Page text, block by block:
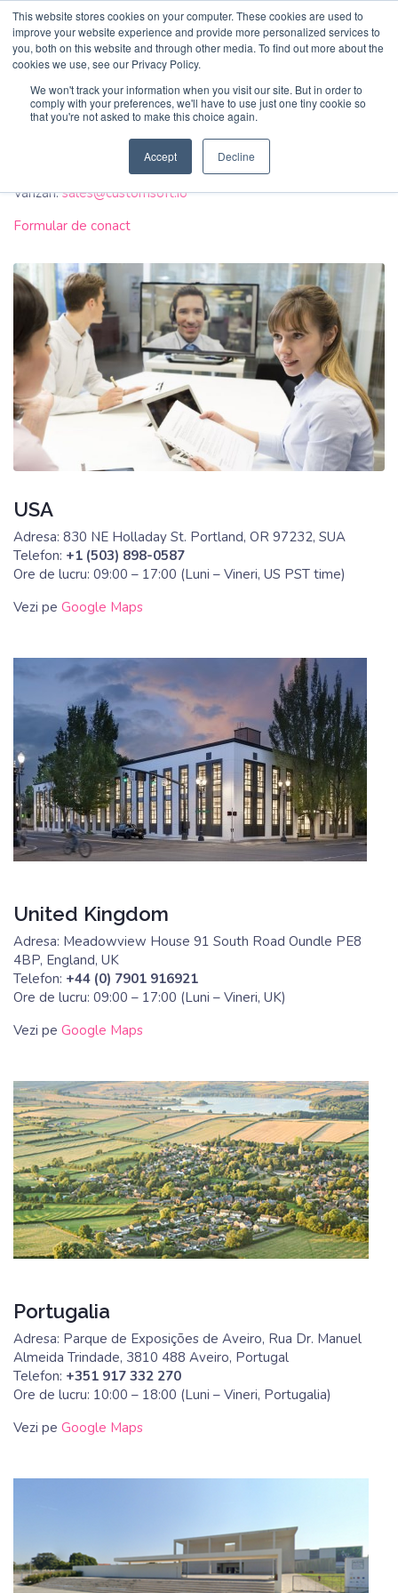
This website stores cookies on your computer. These cookies are used to
improve your website experience and provide more personalized services to
you, both on this website and through other media. To find out more about the
cookies we use, see our Privacy Policy.
We won't track your information when you visit our site. But in order to
comply with your preferences, we'll have to use just one tiny cookie so
that you're not asked to make this choice again.
Accept Decline
Cauta
CustomSoft .io .ro
Navigatie principala
Produse
Servicii
Studii de caz
Companie
Forma rapida de contact
Contact rapid
Biroul central
Informatii:
office@customsoft.io
Vanzari:
sales@customsoft.io
www.customsoft.io
Acasa /Companie/Contact
office@customsoft.io
Vanzari:sales@customsoft.io
Formular de conact
USA
Adresa: 830 NE Holladay St. Portland, OR 97232, SUA
Telefon: +1 (503) 898-0587‬
Ore de lucru: 09:00 – 17:00 (Luni – Vineri, US PST time)
Vezi pe Google Maps
United Kingdom
Adresa: Meadowview House 91 South Road Oundle PE8
4BP, England, UK
Telefon: +44 (0) 7901 916921
Ore de lucru: 09:00 – 17:00 (Luni – Vineri, UK)
Vezi pe Google Maps
Portugalia
Adresa: Parque de Exposições de Aveiro, Rua Dr. Manuel
Almeida Trindade, 3810 488 Aveiro, Portugal
Telefon: +351 917 332 270
Ore de lucru: 10:00 – 18:00 (Luni – Vineri, Portugalia)
Vezi pe Google Maps